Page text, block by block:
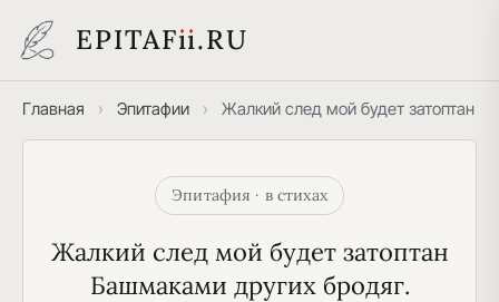
EPITAFii.RU
Главная › Эпитафии › Жалкий след мой будет затоптан
Эпитафия · в стихах
Жалкий след мой будет затоптан
Башмаками других бродяг.